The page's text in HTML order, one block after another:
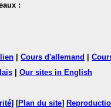
:
Cours d'allemand
Our sites in English
] [Plan du site]